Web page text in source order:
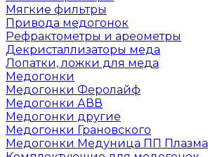
Мягкие фильтры
Привода медогонок
Рефрактометры и ареометры
Декристаллизаторы меда
Лопатки, ложки для меда
Медогонки
Медогонки Феролайф
Медогонки АВВ
Медогонки другие
Медогонки Грановского
Медогонки Медуница ПП Плазма